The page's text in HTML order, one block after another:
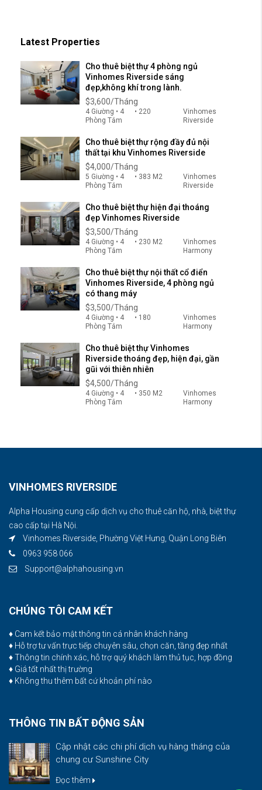
Latest Properties
Cho thuê biệt thự 4 phòng ngủ
Vinhomes Riverside sáng
đẹp,không khí trong lành.
$3,600/Tháng
4 Giường • 4
Phòng Tắm
• 220
Vinhomes
Riverside
Cho thuê biệt thự rộng đầy đủ nội
thất tại khu Vinhomes Riverside
$4,000/Tháng
5 Giường • 4
Phòng Tắm
• 383 M2
Vinhomes
Riverside
Cho thuê biệt thự hiện đại thoáng
đẹp Vinhomes Riverside
$3,500/Tháng
4 Giường • 4
Phòng Tắm
• 230 M2
Vinhomes
Harmony
Cho thuê biệt thự nội thất cổ điển
Vinhomes Riverside, 4 phòng ngủ
có thang máy
$3,500/Tháng
4 Giường • 4
Phòng Tắm
• 180
Vinhomes
Harmony
Cho thuê biệt thự Vinhomes
Riverside thoáng đẹp, hiện đại, gần
gũi với thiên nhiên
$4,500/Tháng
4 Giường • 4
Phòng Tắm
• 350 M2
Vinhomes
Harmony
VINHOMES RIVERSIDE
Alpha Housing cung cấp dịch vụ cho thuê căn hộ, nhà, biệt thự
cao cấp tại Hà Nội.
Vinhomes Riverside, Phường Việt Hưng, Quận Long Biên
0963 958 066
Support@alphahousing.vn
CHÚNG TÔI CAM KẾT
♦ Cam kết bảo mật thông tin cá nhân khách hàng
♦ Hỗ trợ tư vấn trực tiếp chuyên sâu, chọn căn, tầng đẹp nhất
♦ Thông tin chính xác, hỗ trợ quý khách làm thủ tục, hợp đồng
♦ Giá tốt nhất thị trường
♦ Không thu thêm bất cứ khoản phí nào
THÔNG TIN BẤT ĐỘNG SẢN
Cập nhật các chi phí dịch vụ hàng tháng của
chung cư Sunshine City
Đọc thêm